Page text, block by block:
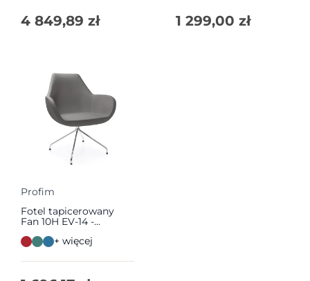
4 849,89 zł 1 299,00 zł
Profim
Fotel tapicerowany
Fan 10H EV-14 -
+ więcej